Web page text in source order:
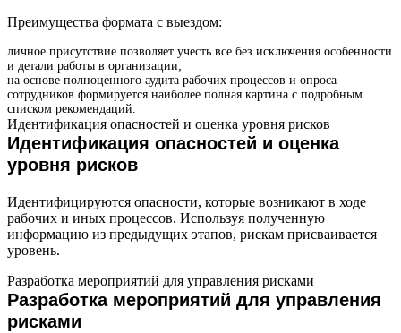
Преимущества формата с выездом:
личное присутствие позволяет учесть все без исключения особенности
и детали работы в организации;
на основе полноценного аудита рабочих процессов и опроса
сотрудников формируется наиболее полная картина с подробным
списком рекомендаций.
Идентификация опасностей и оценка уровня рисков
Идентификация опасностей и оценка
уровня рисков
Идентифицируются опасности, которые возникают в ходе
рабочих и иных процессов. Используя полученную
информацию из предыдущих этапов, рискам присваивается
уровень.
Разработка мероприятий для управления рисками
Разработка мероприятий для управления
рисками